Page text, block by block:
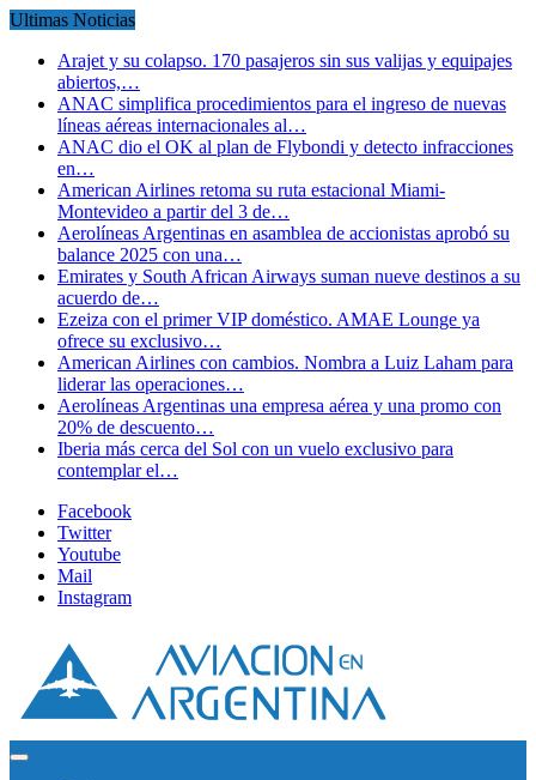
Ultimas Noticias
Arajet y su colapso. 170 pasajeros sin sus valijas y equipajes
abiertos,…
ANAC simplifica procedimientos para el ingreso de nuevas
líneas aéreas internacionales al…
ANAC dio el OK al plan de Flybondi y detecto infracciones
en…
American Airlines retoma su ruta estacional Miami-
Montevideo a partir del 3 de…
Aerolíneas Argentinas en asamblea de accionistas aprobó su
balance 2025 con una…
Emirates y South African Airways suman nueve destinos a su
acuerdo de…
Ezeiza con el primer VIP doméstico. AMAE Lounge ya
ofrece su exclusivo…
American Airlines con cambios. Nombra a Luiz Laham para
liderar las operaciones…
Aerolíneas Argentinas una empresa aérea y una promo con
20% de descuento…
Iberia más cerca del Sol con un vuelo exclusivo para
contemplar el…
Facebook
Twitter
Youtube
Mail
Instagram